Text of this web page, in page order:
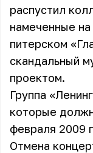
распустил
намеченные
питерском
скандальный
проектом.
Группа
которые
февраля 2009
Отмена